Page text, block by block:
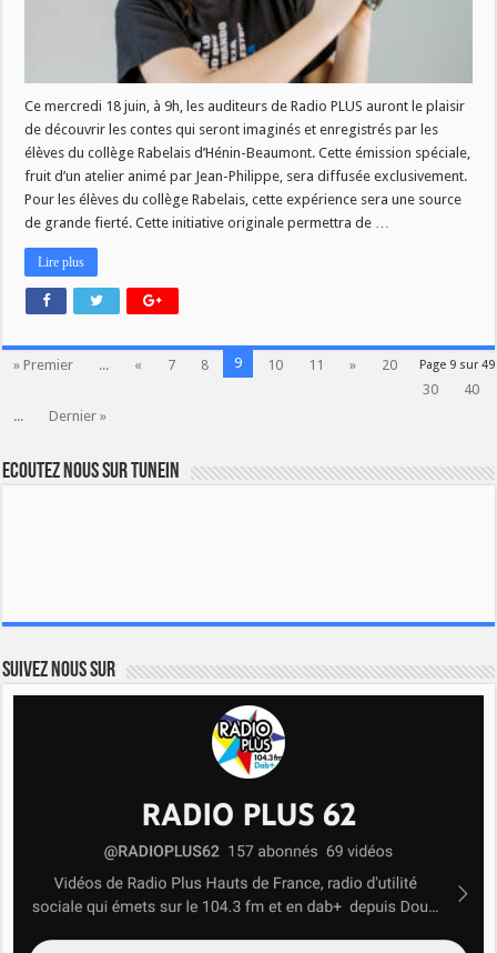
Ce mercredi 18 juin, à 9h, les auditeurs de Radio PLUS auront le plaisir
de découvrir les contes qui seront imaginés et enregistrés par les
élèves du collège Rabelais d’Hénin-Beaumont. Cette émission spéciale,
fruit d’un atelier animé par Jean-Philippe, sera diffusée exclusivement.
Pour les élèves du collège Rabelais, cette expérience sera une source
de grande fierté. Cette initiative originale permettra de …
Lire plus
Page 9 sur 49
» Premier ... « 7 8 9 10 11 »
20
30
40
...
Dernier »
Ecoutez nous sur TuneIn
Suivez nous sur